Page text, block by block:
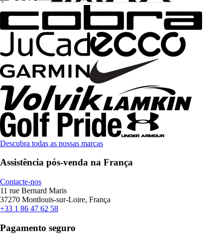
Descubra todas as nossas marcas
Assistência pós-venda na França
Contacte-nos
11 rue Bernard Maris
37270 Montlouis-sur-Loire, França
+33 1 86 47 62 58
Pagamento seguro